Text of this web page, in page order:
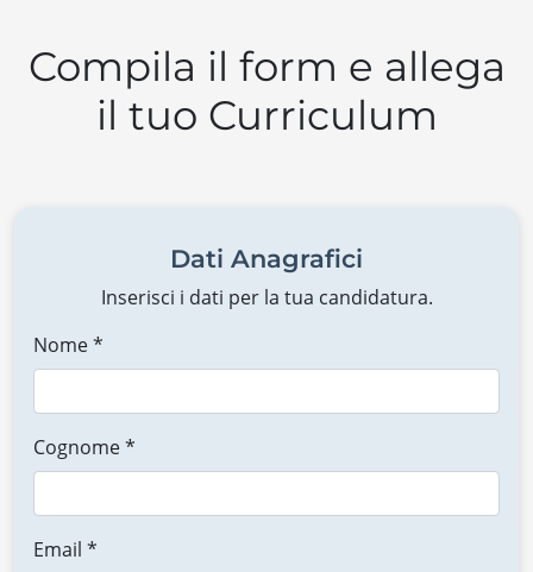
Compila il form e allega
il tuo Curriculum
Dati Anagrafici
Inserisci i dati per la tua candidatura.
Nome *
Cognome *
Email *